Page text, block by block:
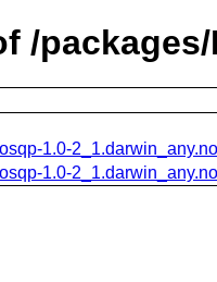
/
1.0-
1.0-